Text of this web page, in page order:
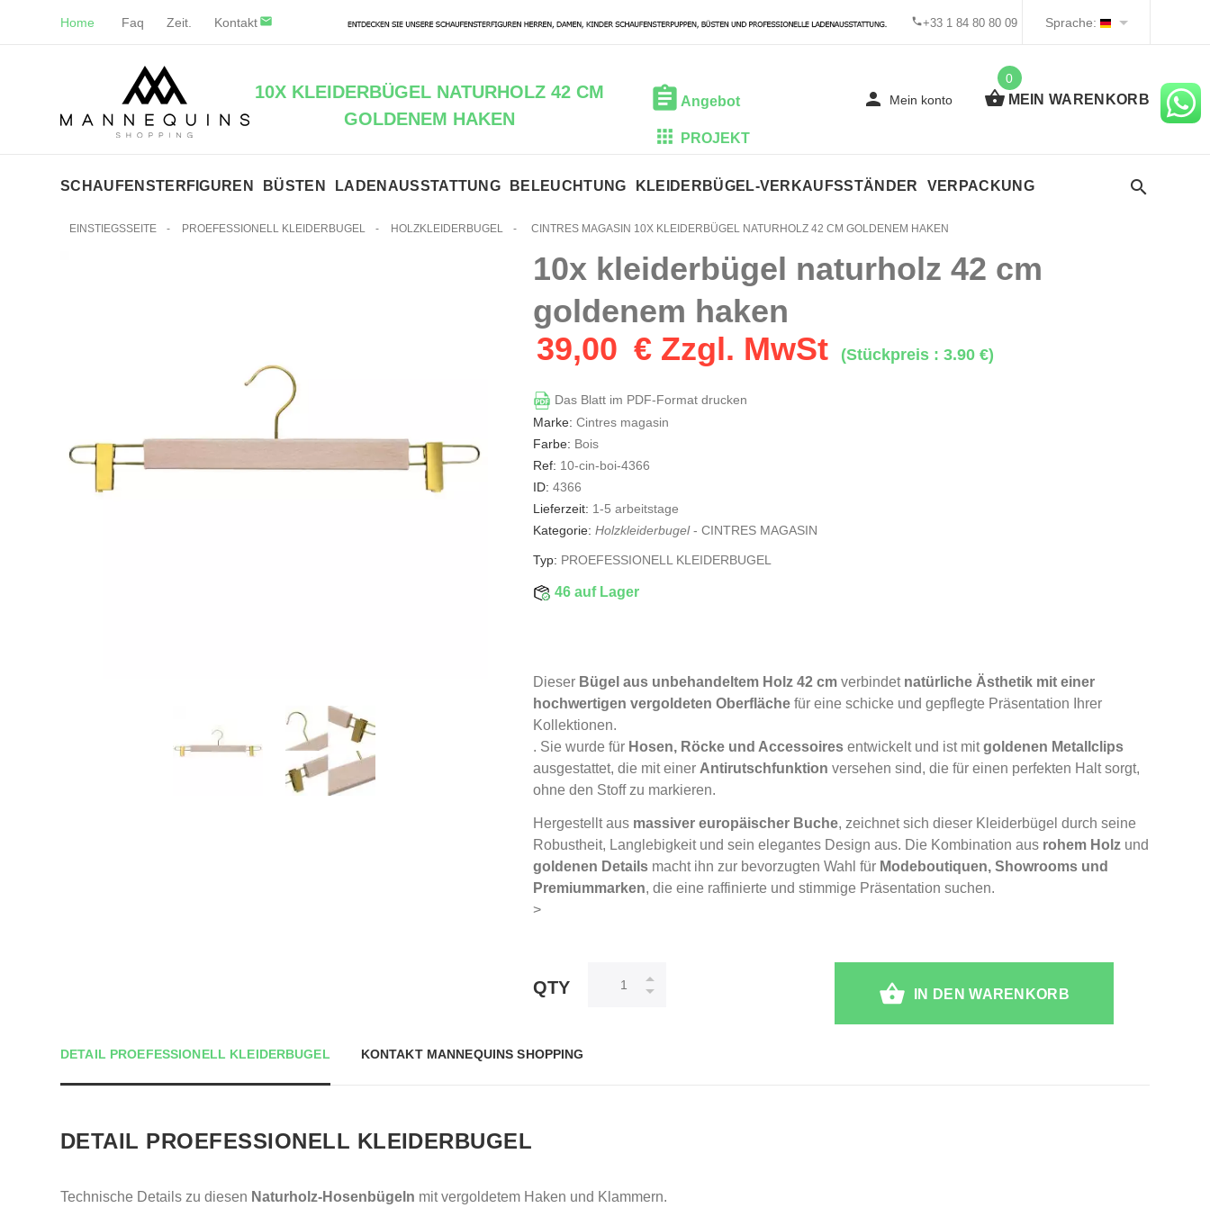
Home Faq Zeit. Kontakt +33 1 84 80 80 09 Sprache:
10X KLEIDERBÜGEL NATURHOLZ 42 CM
GOLDENEM HAKEN
Angebot
PROJEKT
Mein konto
0
MEIN WARENKORB
SCHAUFENSTERFIGUREN BÜSTEN LADENAUSSTATTUNG BELEUCHTUNG KLEIDERBÜGEL-VERKAUFSSTÄNDER VERPACKUNG
EINSTIEGSSEITE - PROEFESSIONELL KLEIDERBUGEL - HOLZKLEIDERBUGEL - CINTRES MAGASIN 10X KLEIDERBÜGEL NATURHOLZ 42 CM GOLDENEM HAKEN
10x kleiderbügel naturholz 42 cm
goldenem haken
39,00 € Zzgl. MwSt (Stückpreis : 3.90 €)
Das Blatt im PDF-Format drucken
Marke: Cintres magasin
Farbe: Bois
Ref: 10-cin-boi-4366
ID: 4366
Lieferzeit: 1-5 arbeitstage
Kategorie: Holzkleiderbugel- CINTRES MAGASIN
Typ: PROEFESSIONELL KLEIDERBUGEL
46 auf Lager
Dieser Bügel aus unbehandeltem Holz 42 cm verbindet natürliche Ästhetik mit einer
hochwertigen vergoldeten Oberfläche für eine schicke und gepflegte Präsentation Ihrer
Kollektionen.
. Sie wurde für Hosen, Röcke und Accessoires entwickelt und ist mitgoldenen Metallclips
ausgestattet, die mit einer Antirutschfunktion versehen sind, die für einen perfekten Halt sorgt,
ohne den Stoff zu markieren.
Hergestellt aus massiver europäischer Buche, zeichnet sich dieser Kleiderbügel durch seine
Robustheit, Langlebigkeit und sein elegantes Design aus. Die Kombination aus rohem Holz und
goldenen Details macht ihn zur bevorzugten Wahl für Modeboutiquen, Showrooms und
Premiummarken, die eine raffinierte und stimmige Präsentation suchen.
>
QTY IN DEN WARENKORB
DETAIL PROEFESSIONELL KLEIDERBUGEL KONTAKT MANNEQUINS SHOPPING
DETAIL PROEFESSIONELL KLEIDERBUGEL
Technische Details zu diesen Naturholz-Hosenbügeln mit vergoldetem Haken und Klammern.